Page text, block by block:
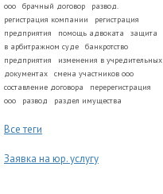
ооо
брачный договор
развод.
регистрация компании
регистрация
предприятия
помощь адвоката
защита
в арбитражном суде
банкротство
предприятия
изменения в учредительных
документах
смена участников ооо
составление договора
перерегистрация
ооо
развод раздел имущества
Все теги
Заявка на юр. услугу